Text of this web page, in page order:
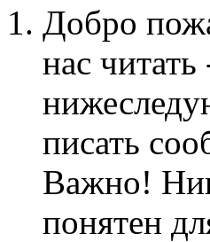
Добро
нас
писать
Важно!
понятен